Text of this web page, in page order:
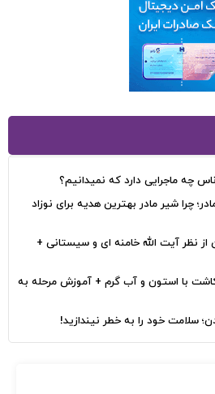
ماجرایی دارد که نمیدانیم؟
چرا شیر مادر بهترین هدیه برای نوزاد
آیت الله خامنه ای و سیستانی +
با استون و آب گرم + آموزش مرحله به
خود را به خطر نیندازید!